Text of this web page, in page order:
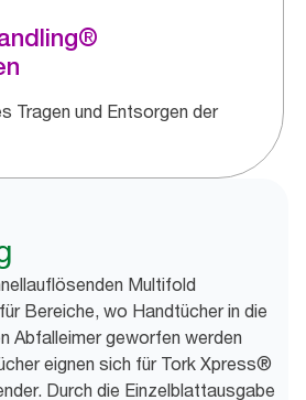
Tragen und Entsorgen der
Multifold
Bereiche, wo Handtücher in die
Abfalleimer geworfen werden
eignen sich für Tork Xpress®
Durch die Einzelblattausgabe